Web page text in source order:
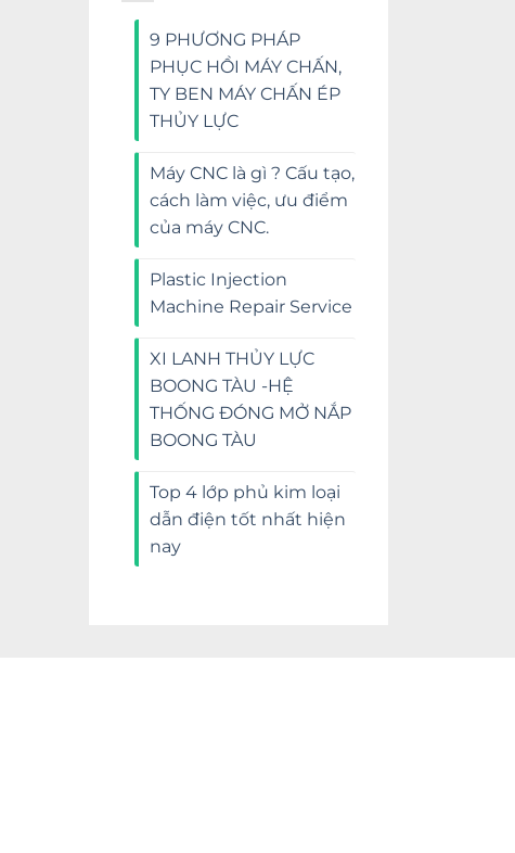
9 PHƯƠNG PHÁP
PHỤC HỒI MÁY CHẤN,
TY BEN MÁY CHẤN ÉP
THỦY LỰC
Máy CNC là gì ? Cấu tạo,
cách làm việc, ưu điểm
của máy CNC.
Plastic Injection
Machine Repair Service
XI LANH THỦY LỰC
BOONG TÀU -HỆ
THỐNG ĐÓNG MỞ NẮP
BOONG TÀU
Top 4 lớp phủ kim loại
dẫn điện tốt nhất hiện
nay